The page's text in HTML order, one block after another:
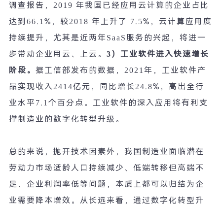
调查报告， 2019 年我国已经应用云计算的企业占比
达到 66.1% ，较2018 年上升了 7.5% ，云计算应用度
持续提升，尤其是近两年SaaS 服务的兴起，将进一
步带动企业用云、上云。 3 ）工业软件进入快速增长
阶段。 据工信部发布的数据， 2021年，工业软件产
品实现收入2414亿元，同比增长24.8% ，高出全行
业水平7.1个百分点。工业软件的深入应用将有利支
撑制造业的数字化转型升级。
总的来说，抛开技术因素外，我国制造业面临潜在
劳动力市场适龄人口持续减少、低端转移但高端不
足、企业利润率低等问题，本质上都可以归结为企
业需要降本增效。从长远来看，通过数字化转型升